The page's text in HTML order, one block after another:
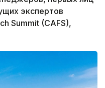
экспертов
Summit (CAFS),